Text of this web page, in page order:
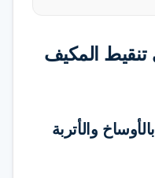
تنقيط المكيف
والأتربة